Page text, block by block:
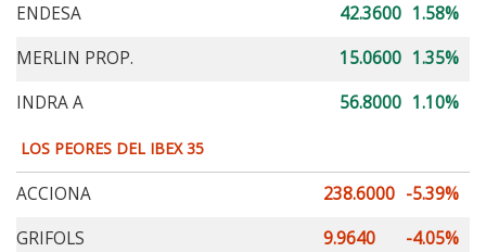
ENDESA
42.3600 1.58%
MERLIN PROP.
15.0600 1.35%
INDRA A
56.8000 1.10%
LOS PEORES DEL IBEX 35
ACCIONA 238.6000 -5.39%
GRIFOLS
9.9640
-4.05%